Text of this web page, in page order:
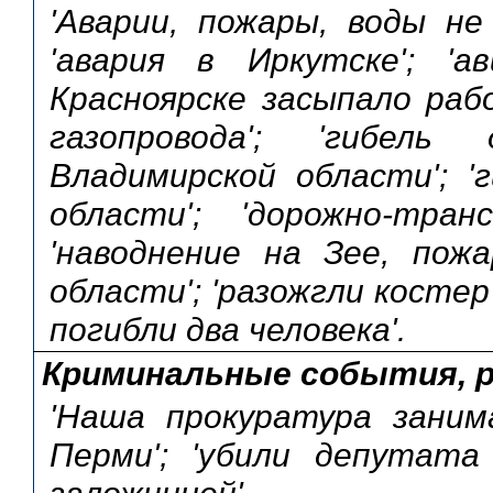
'Аварии, пожары, воды
'авария в Иркутске';
Красноярске засыпало
газопровода';
Владимирской области';
области'; 'дорожно-
'наводнение на Зее,
области'; 'разожгли
погибли два человека'.
Криминальные события,
'Наша прокуратура
Перми'; 'убили